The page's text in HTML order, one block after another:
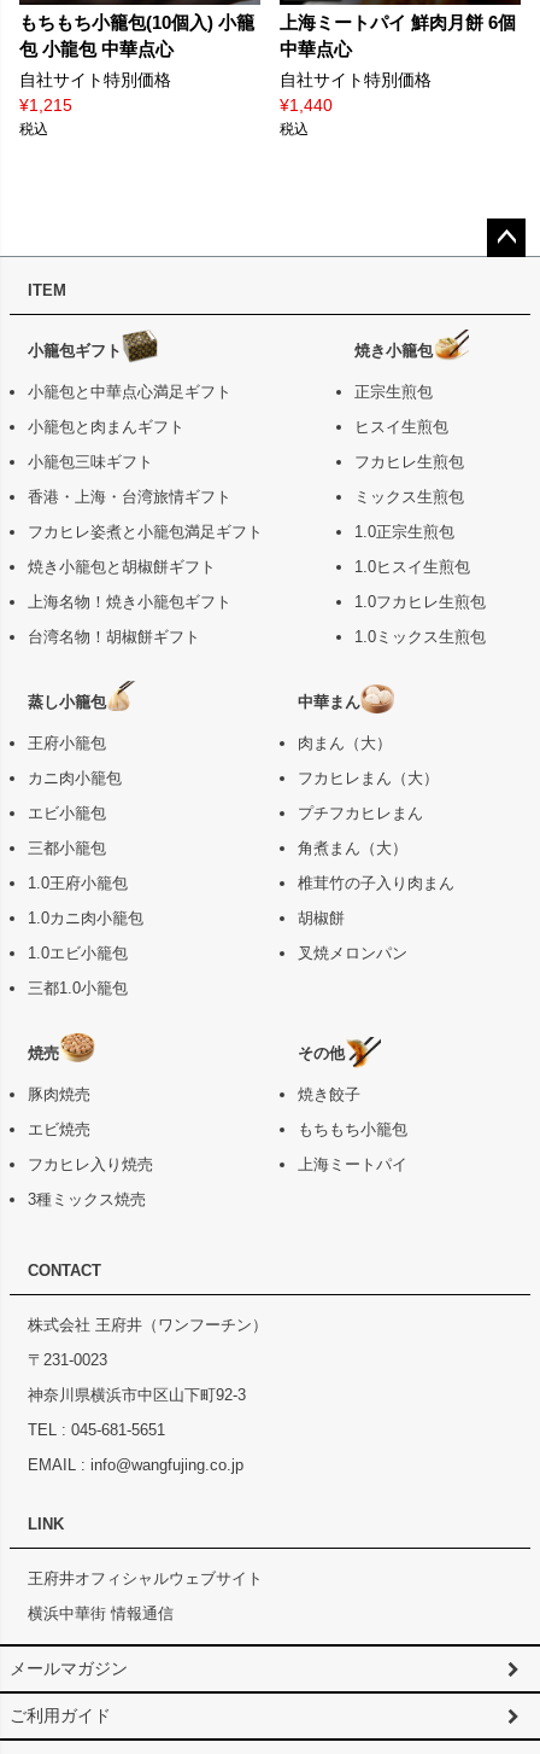
もちもち小籠包(10個入) 小籠
包 小龍包 中華点心
自社サイト特別価格
¥1,215
税込
上海ミートパイ 鮮肉月餅 6個
中華点心
自社サイト特別価格
¥1,440
税込
ップ
ITEM
小籠包ギフト
小籠包と中華点心満足ギフト
小籠包と肉まんギフト
小籠包三味ギフト
香港・上海・台湾旅情ギフト
フカヒレ姿煮と小籠包満足ギフト
焼き小籠包と胡椒餅ギフト
上海名物！焼き小籠包ギフト
台湾名物！胡椒餅ギフト
焼き小籠包
正宗生煎包
ヒスイ生煎包
フカヒレ生煎包
ミックス生煎包
1.0正宗生煎包
1.0ヒスイ生煎包
1.0フカヒレ生煎包
1.0ミックス生煎包
蒸し小籠包
王府小籠包
カニ肉小籠包
エビ小籠包
三都小籠包
1.0王府小籠包
1.0カニ肉小籠包
1.0エビ小籠包
三都1.0小籠包
中華まん
肉まん（大）
フカヒレまん（大）
プチフカヒレまん
角煮まん（大）
椎茸竹の子入り肉まん
胡椒餅
叉焼メロンパン
焼売
豚肉焼売
エビ焼売
フカヒレ入り焼売
3種ミックス焼売
その他
焼き餃子
もちもち小籠包
上海ミートパイ
CONTACT
株式会社 王府井（ワンフーチン）
〒231-0023
神奈川県横浜市中区山下町92-3
TEL : 045-681-5651
EMAIL : info@wangfujing.co.jp
LINK
王府井オフィシャルウェブサイト
横浜中華街 情報通信
メールマガジン
ご利用ガイド